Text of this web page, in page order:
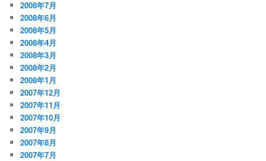
2008年7月
2008年6月
2008年5月
2008年4月
2008年3月
2008年2月
2008年1月
2007年12月
2007年11月
2007年10月
2007年9月
2007年8月
2007年7月